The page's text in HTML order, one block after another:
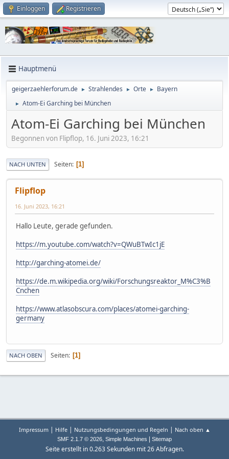
Einloggen Registrieren
Hauptmenü
geigerzaehlerforum.de ► Strahlendes ► Orte ► Bayern
► Atom-Ei Garching bei München
Atom-Ei Garching bei München
Begonnen von Flipflop, 16. Juni 2023, 16:21
NACH UNTEN Seiten 1
Flipflop
16. Juni 2023, 16:21
Hallo Leute, gerade gefunden.
https://m.youtube.com/watch?v=QWuBTwIc1jE
http://garching-atomei.de/
https://de.m.wikipedia.org/wiki/Forschungsreaktor_M%C3%B
Cnchen
https://www.atlasobscura.com/places/atomei-garching-
germany
NACH OBEN Seiten 1
Impressum| Hilfe| Nutzungsbedingungen und Regeln | Nach oben ▲
SMF 2.1.7 © 2026, Simple Machines Sitemap
Seite erstellt in 0.263 Sekunden mit 26 Abfragen.